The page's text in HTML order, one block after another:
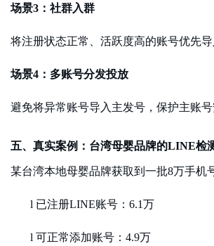
场景3：社群入群
将注册状态正常、活跃度高的账号优先
场景4：多账号分发投放
避免将异常账号导入主发号，保护主账
五、真实案例：台湾母婴品牌的LINE检
某台湾本地母婴品牌获取到一批8万手机
l 已注册LINE账号：6.1万
l 可正常添加账号： 4.9万